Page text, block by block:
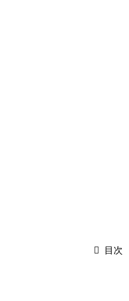
目次